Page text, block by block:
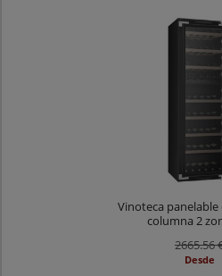
Vinoteca panelable
columna 2
CV0100KT-
2665.56
Desde